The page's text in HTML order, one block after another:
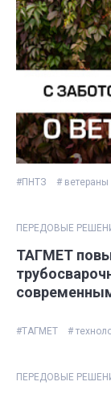
#ПНТЗ # ветераны
ПЕРЕДОВЫЕ
ТАГМЕТ
#ТАГМЕТ #
ПЕРЕДОВЫЕ